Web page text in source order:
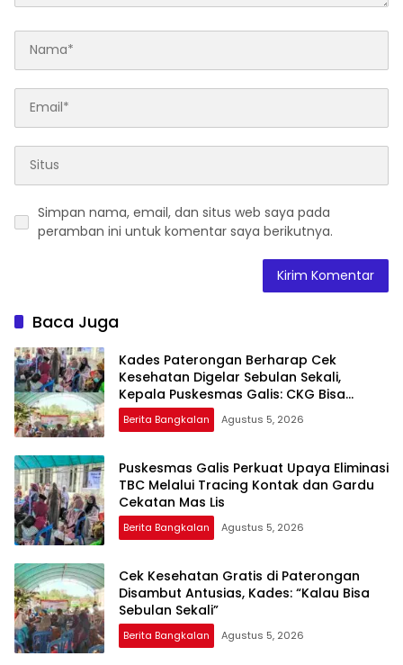
Simpan nama, email, dan situs web saya pada
peramban ini untuk komentar saya berikutnya.
Baca Juga
Kades Paterongan Berharap Cek
Kesehatan Digelar Sebulan Sekali,
Kepala Puskesmas Galis: CKG Bisa
Dilaksanakan Rutin Lewat Posyandu ILP
Berita Bangkalan Agustus 5, 2026
Puskesmas Galis Perkuat Upaya Eliminasi
TBC Melalui Tracing Kontak dan Gardu
Cekatan Mas Lis
Berita Bangkalan Agustus 5, 2026
Cek Kesehatan Gratis di Paterongan
Disambut Antusias, Kades: “Kalau Bisa
Sebulan Sekali”
Berita Bangkalan Agustus 5, 2026